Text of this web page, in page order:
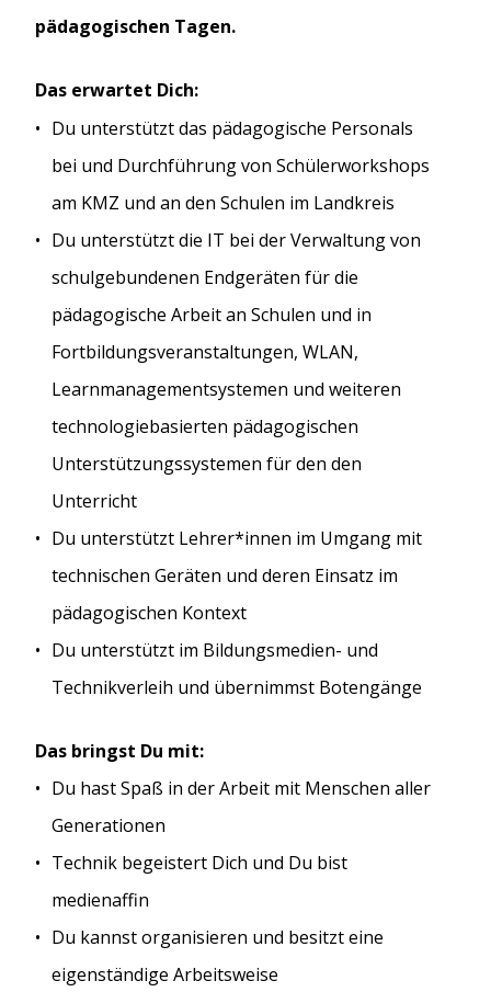
pädagogischen Tagen.
Das erwartet Dich:
Du unterstützt das pädagogische Personals
bei und Durchführung von Schülerworkshops
am KMZ und an den Schulen im Landkreis
Du unterstützt die IT bei der Verwaltung von
schulgebundenen Endgeräten für die
pädagogische Arbeit an Schulen und in
Fortbildungsveranstaltungen, WLAN,
Learnmanagementsystemen und weiteren
technologiebasierten pädagogischen
Unterstützungssystemen für den den
Unterricht
Du unterstützt Lehrer*innen im Umgang mit
technischen Geräten und deren Einsatz im
pädagogischen Kontext
Du unterstützt im Bildungsmedien- und
Technikverleih und übernimmst Botengänge
Das bringst Du mit:
Du hast Spaß in der Arbeit mit Menschen aller
Generationen
Technik begeistert Dich und Du bist
medienaffin
Du kannst organisieren und besitzt eine
eigenständige Arbeitsweise